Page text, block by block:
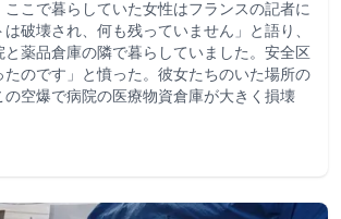
こで暮らしていた女性はフランスの記者に
は破壊され、何も残っていません」と語り、
と薬品倉庫の隣で暮らしていました。安全区
のです」と憤った。彼女たちのいた場所の
空爆で病院の医療物資倉庫が大きく損壊